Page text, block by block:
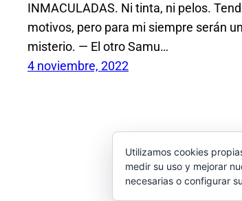
INMACULADAS. Ni tinta, ni pelos.
motivos, pero para mi siempre serán un
misterio. — El otro Samu…
4 noviembre, 2022
Utilizamos cookies
medir su uso y mejorar
necesarias o configurar